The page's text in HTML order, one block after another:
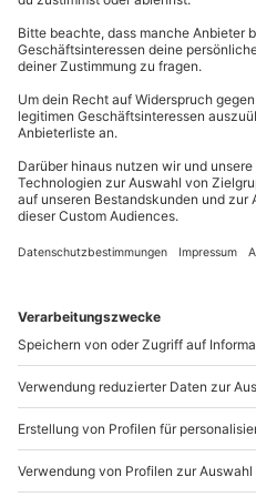
Hinweis
Für die lokale Steuer
Person/Nacht an
begleichen)
Jahre)
Parkplatz
Kontakt & FAQ
Mühldorfstraße 8
81671
Du erreichst uns
außer an bundesweiten
Du möchtest als Firma
Sichere Dir attraktive
089 / 21 12 90 20
Mo-Fr: 9-17 Uhr
b2b@mydays.de